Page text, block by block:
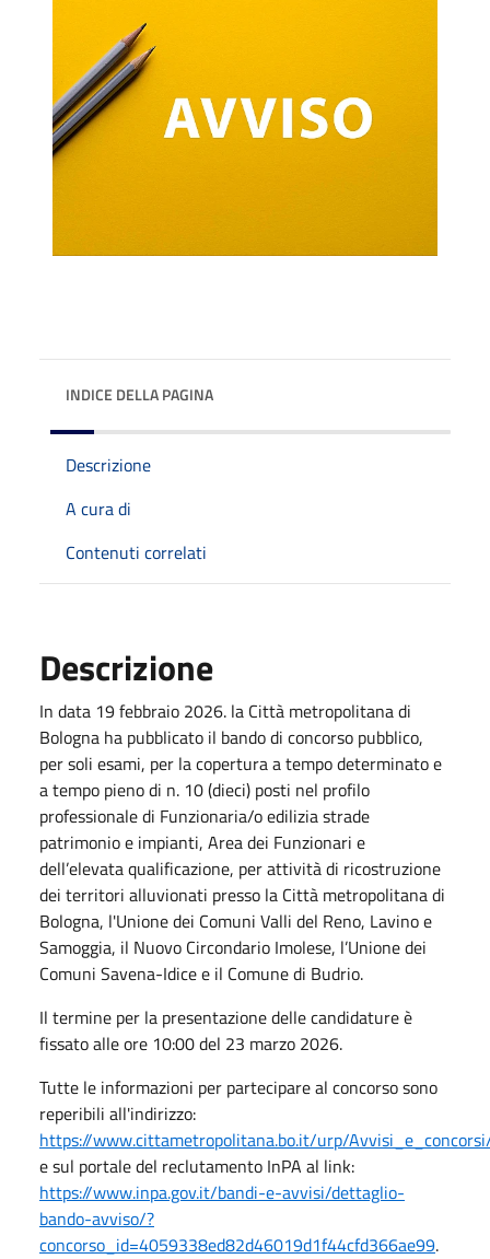
INDICE DELLA PAGINA
Descrizione
A cura di
Contenuti correlati
Descrizione
In data 19 febbraio 2026. la Città metropolitana di
Bologna ha pubblicato il bando di concorso pubblico,
per soli esami, per la copertura a tempo determinato e
a tempo pieno di n. 10 (dieci) posti nel profilo
professionale di Funzionaria/o edilizia strade
patrimonio e impianti, Area dei Funzionari e
dell’elevata qualificazione, per attività di ricostruzione
dei territori alluvionati presso la Città metropolitana di
Bologna, l'Unione dei Comuni Valli del Reno, Lavino e
Samoggia, il Nuovo Circondario Imolese, l’Unione dei
Comuni Savena-Idice e il Comune di Budrio.
Il termine per la presentazione delle candidature è
fissato alle ore 10:00 del 23 marzo 2026.
Tutte le informazioni per partecipare al concorso sono
reperibili all'indirizzo:
https://www.cittametropolitana.bo.it/urp/
e sul portale del reclutamento InPA al link:
https://www.inpa.gov.it/bandi-e-avvisi/dettaglio-
bando-avviso/?
concorso_id=4059338ed82d46019d1f44cfd366ae99.